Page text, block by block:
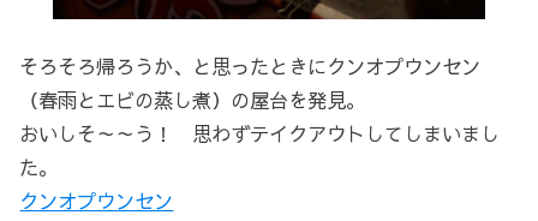
そろそろ帰ろうか、と思ったときにクンオプウンセン
（春雨とエビの蒸し煮）の屋台を発見。
おいしそ～～う！ 思わずテイクアウトしてしまいまし
た。
クンオプウンセン